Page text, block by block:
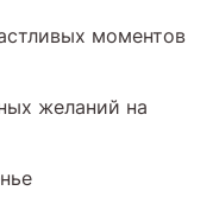
моментов
желаний на